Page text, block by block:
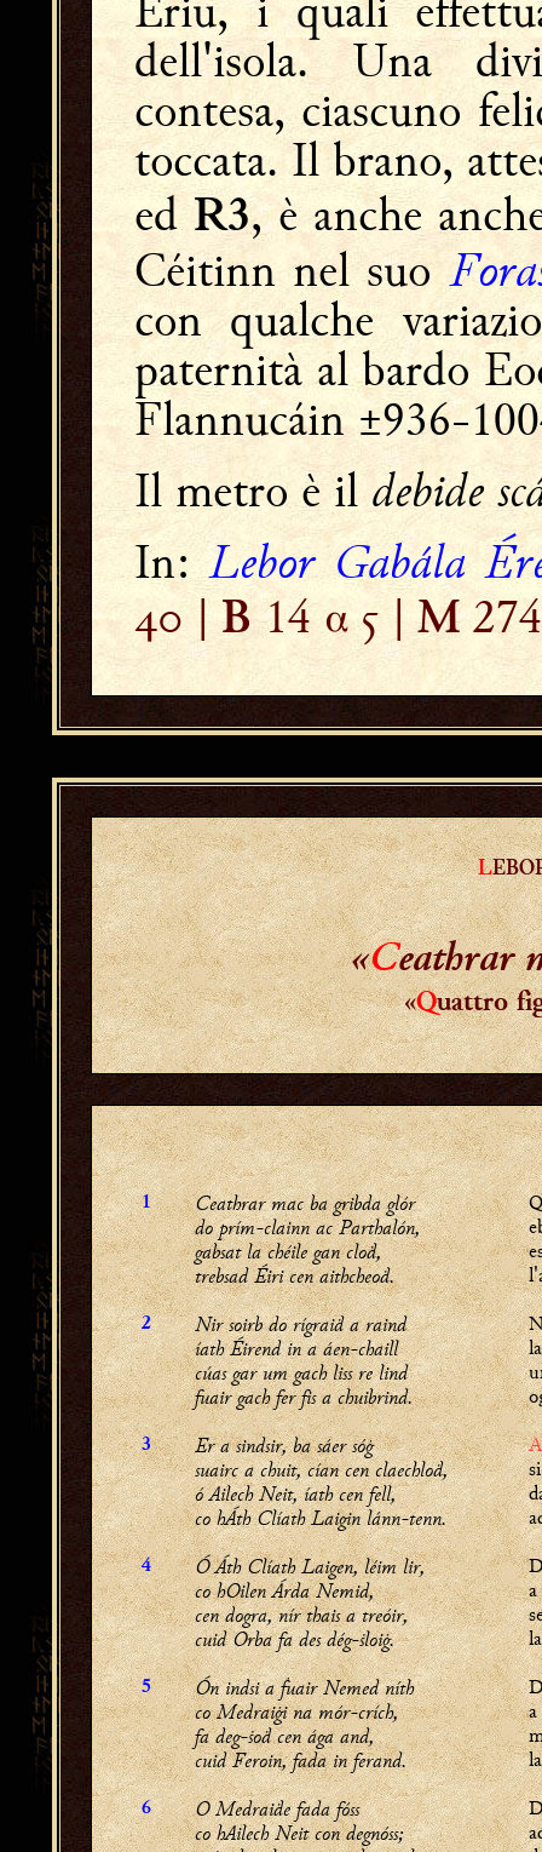
dell'isola. Una
contesa, ciascuno
toccata. Il brano,
edR3, è anche
Céitinn nel suo
con qualche
paternità al bardo
Flannucáin ±936-
Il metro è ildebide
In:Lebor Gabála
 | B14 α  | M
L
«Ceathrar
«Quattro
1
Ceathrar mac ba gribda glór
do prím-clainn ac Parthalón,
gabsat la chéile gan cloḋ,
trebsad Éiri cen aithcheoḋ.
2
Nir soirb do rígraiḋ a raind
íath Éirend in a áen-chaill
cúas gar um gach liss re lind
fuair gach fer fis a chuibrind.
3
Er a sindsir, ba sáer sóġ
suairc a chuit, cían cen claechloḋ,
ó Ailech Neit, íath cen fell,
co hÁth Clíath Laigin lánn-tenn.
4
Ó Áth Clíath Laigen, léim lir,
co hOilen Árda Nemid,
cen dogra, nír thais a treóir,
cuid Orba fa des dég-ṡloiġ.
5
Ón indsi a ḟuair Nemed níth
co Medraiġi na mór-crích,
fa deg-ṡoḋ cen ága and,
cuid Feroin, fada in ferand.
6
O Medraiḋe fada fóss
co hAilech Neit con degnóss;